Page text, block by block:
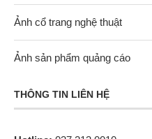
Ảnh cổ trang nghệ thuật
Ảnh sản phẩm quảng cáo
THÔNG TIN LIÊN HỆ